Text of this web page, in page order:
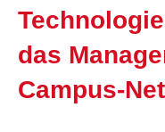
das
Campus-